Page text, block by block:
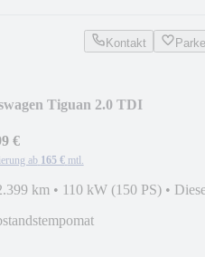
Kontakt
Tiguan 2.0 TDI
€
ab 165 € mtl.
km • 110 kW (150 PS) •